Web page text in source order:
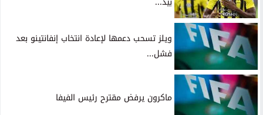
ويلز تسحب دعمها لإعادة انتخاب إنفانتينو بعد
فشل...
ماكرون يرفض مقترح رئيس الفيفا